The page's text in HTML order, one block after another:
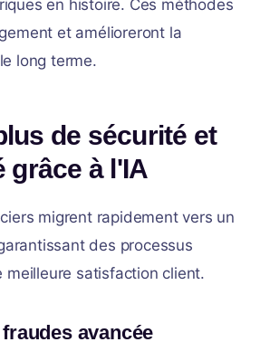
en histoire. Ces méthodes
et amélioreront la
long terme.
de sécurité et
grâce à l'IA
migrent rapidement vers un
des processus
meilleure satisfaction client.
avancée